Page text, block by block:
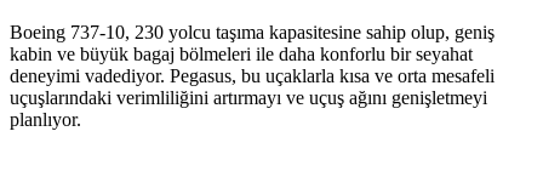
Boeing 737-10, 230 yolcu taşıma kapasitesine sahip olup, geniş
kabin ve büyük bagaj bölmeleri ile daha konforlu bir seyahat
deneyimi vadediyor. Pegasus, bu uçaklarla kısa ve orta mesafeli
uçuşlarındaki verimliliğini artırmayı ve uçuş ağını genişletmeyi
planlıyor.